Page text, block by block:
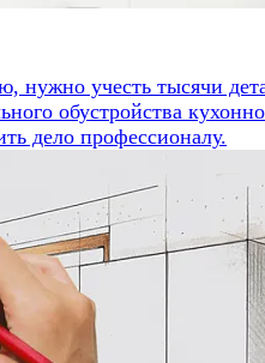
учесть тысячи
обустройства
дело профессионалу.